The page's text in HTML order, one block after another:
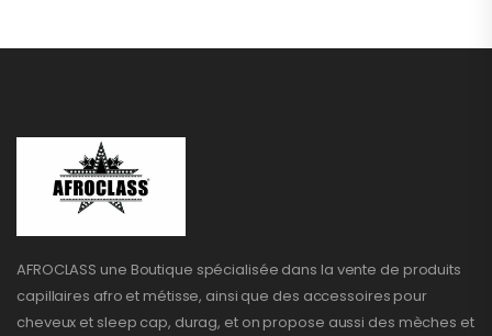
AFROCLASS une Boutique spécialisée dans la vente de produits
capillaires afro et métisse, ainsi que des accessoires pour
cheveux et sleep cap, durag, et on propose aussi des mèches et